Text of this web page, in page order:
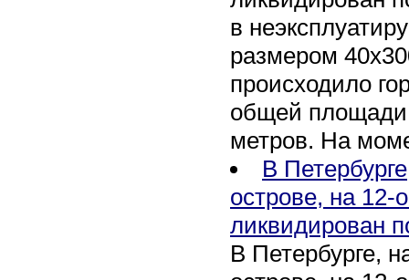
в
размером
происходило
общей площади
метров. На
В
острове, на 12-
ликвидирован
В Петербурге,